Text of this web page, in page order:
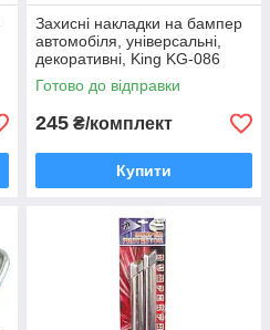
Захисні накладки на бампер
автомобіля, універсальні,
декоративні, King KG-086
Готово до відправки
245 ₴/комплект
Купити